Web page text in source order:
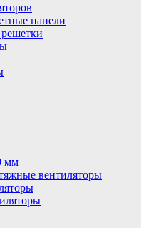
панели
мм
вентиляторы